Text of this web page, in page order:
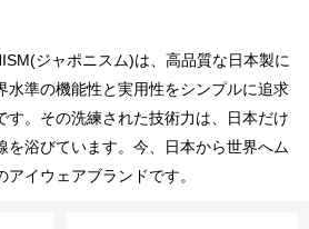
ジャポニスム)は、高品質な日本製に
水準の機能性と実用性をシンプルに追求
す。その洗練された技術力は、日本だけ
を浴びています。今、日本から世界へム
イウェアブランドです。